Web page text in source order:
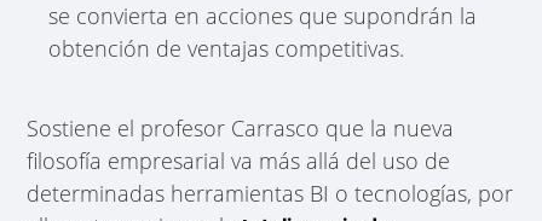
se convierta en acciones que supondrán la
obtención de ventajas competitivas.
Sostiene el profesor Carrasco que la nueva
filosofía empresarial va más allá del uso de
determinadas herramientas BI o tecnologías, por